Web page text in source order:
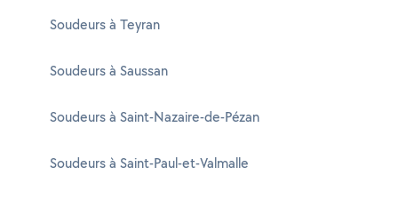
Soudeurs à Teyran
Soudeurs à Saussan
Soudeurs à Saint-Nazaire-de-Pézan
Soudeurs à Saint-Paul-et-Valmalle